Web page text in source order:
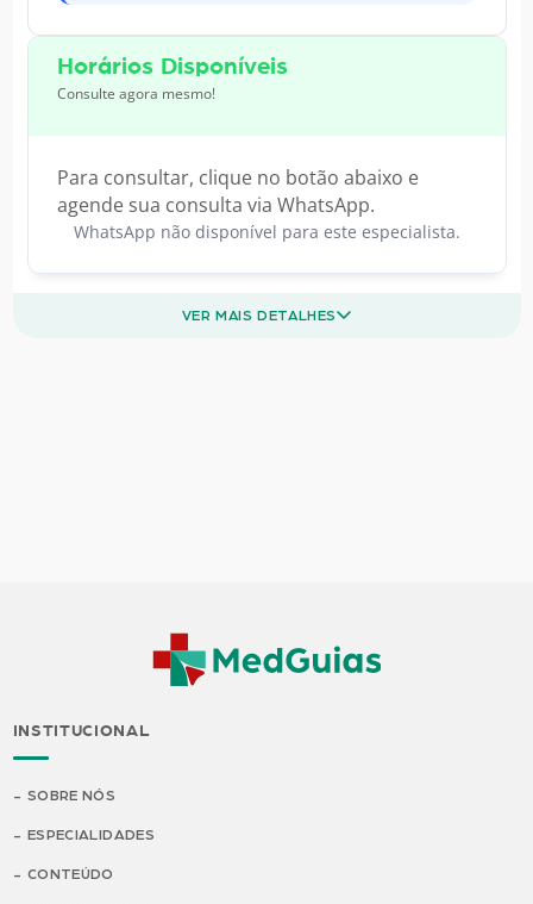
Horários Disponíveis
Consulte agora mesmo!
Para consultar, clique no botão abaixo e
agende sua consulta via WhatsApp.
WhatsApp não disponível para este especialista.
VER MAIS DETALHES
INSTITUCIONAL
SOBRE NÓS
ESPECIALIDADES
CONTEÚDO